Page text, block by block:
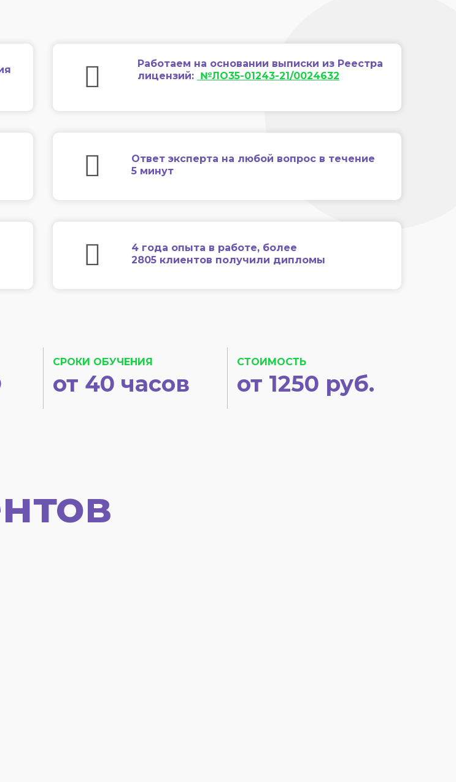
Работаем на основании выписки из Реестра
лицензий: №ЛО35-01243-21/0024632
Ответ эксперта на любой вопрос в течение
5 минут
4 года опыта в работе, более
2805 клиентов получили дипломы
СРОКИ ОБУЧЕНИЯ СТОИМОСТЬ
от 40 часов от 1250 руб.